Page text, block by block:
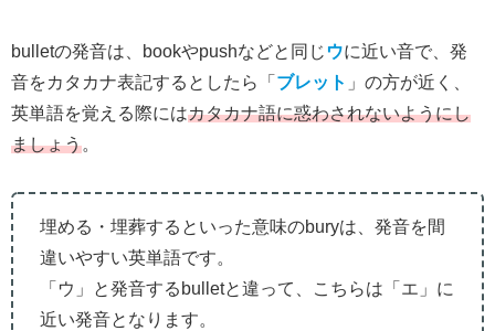
bulletの発音は、bookやpushなどと同じ ウに近い音で、発
音をカタカナ表記するとしたら「 ブレット 」の方が近く、
英単語を覚える際にはカタカナ語に惑わされないようにし
ましょう。
埋める・埋葬するといった意味のburyは、発音を間
違いやすい英単語です。
「ウ」と発音するbulletと違って、こちらは「エ」に
近い発音となります。